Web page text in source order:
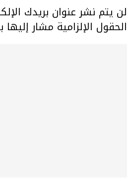
لن يتم نشر عنوان بريدك
الحقول الإلزامية مشار إليها